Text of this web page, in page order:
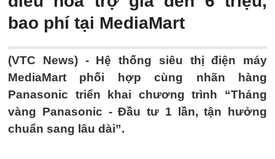
bao phí tại MediaMart
(VTC News) - Hệ thống siêu thị điện máy
MediaMart phối hợp cùng nhãn hàng
Panasonic triển khai chương trình “Tháng
vàng Panasonic - Đầu tư 1 lần, tận hưởng
chuẩn sang lâu dài”.